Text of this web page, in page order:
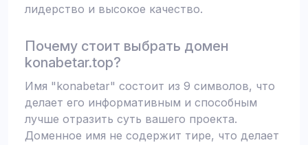
лидерство и высокое качество.
Почему стоит выбрать домен
konabetar.top?
Имя "konabetar" состоит из 9 символов, что
делает его информативным и способным
лучше отразить суть вашего проекта.
Доменное имя не содержит тире, что делает